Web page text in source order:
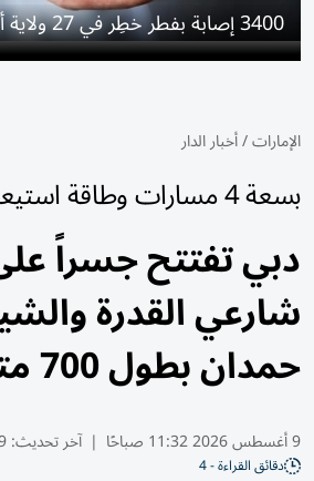
3400 إصابة بفطر خطِر في 27 ولاية أمريكية
الإمارات/أخبار الدار
بسعة 4 مسارات وطاقة استيعابية 6000 مركبة
دبي تفتتح جسراً
شارعي القدرة
حمدان بطول 700 متر
9 أغسطس 2026 11:32 صباحًا | آخر تحديث:9 أغسطس
دقائق القراءة - 4